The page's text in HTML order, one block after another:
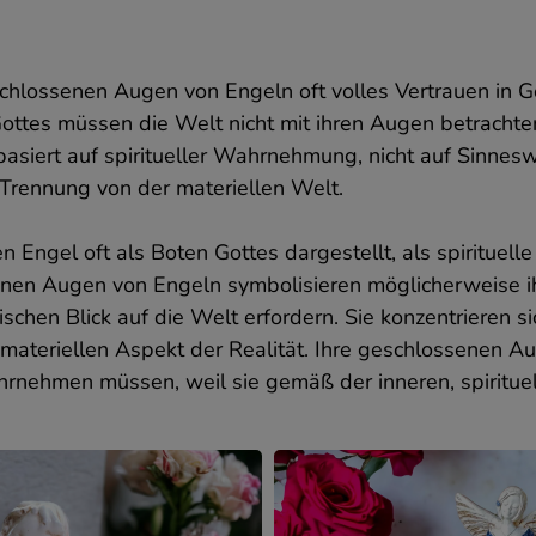
Augen von Engeln oft volles Vertrauen in
müssen die Welt nicht mit ihren Augen
auf spiritueller Wahrnehmung, nicht auf
von der materiellen Welt.
Engel oft als Boten Gottes dargestellt, als
Augen von Engeln symbolisieren möglicherweise
Blick auf die Welt erfordern. Sie konzentrieren
Aspekt der Realität. Ihre geschlossenen
müssen, weil sie gemäß der inneren,
Partner.
Sie in die Verarbeitung Ihrer Daten eingewilligt haben,
Sie diese jederzeit widerrufen.
personenbezogenen Daten zu verlangen, diese zu berichtigen,
löschen oder ihre Verarbeitung einzuschränken, das Recht
Widerspruch gegen die Datenverarbeitung
das Recht, eine Beschwerde bei der Aufsichtsbehörde
einzureichen. Die oben genannten Rechte gelten auch bei
Verarbeitung der Daten durch den Administrator.
zustimmen möchten, die im Zusammenhang mit Ihrer Nutzung
unserer Website für Marketingzwecke erhoben werden
(einschließlich notwendiger Analyseaktivitäten und Erstellung